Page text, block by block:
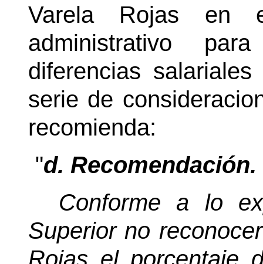
Varela Rojas en
administrativo
diferencias
serie de
recomienda:
"d. Recomendación.
Conforme a lo
Superior no
Rojas el porcentaje